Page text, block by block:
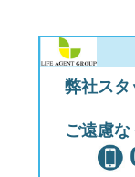
弊社スタ
ご遠慮な